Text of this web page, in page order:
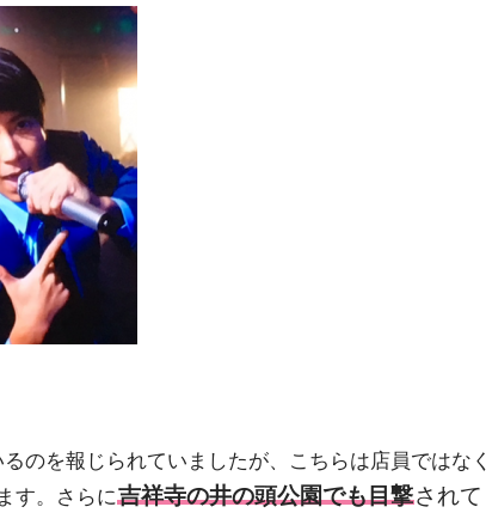
のを報じられていましたが、こちらは店員ではなく
す。さらに吉祥寺の井の頭公園でも目撃されて